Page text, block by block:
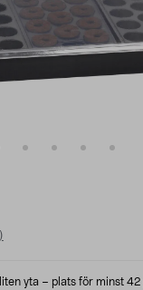
)
yta – plats för minst 42